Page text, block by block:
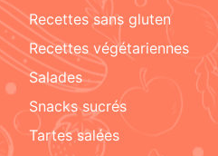
recettes sans gluten
recettes végétariennes
salades
snacks sucrés
tartes salées